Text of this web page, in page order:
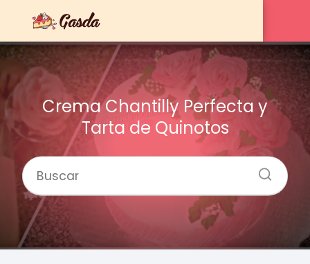
Crema Chantilly Perfecta y
Tarta de Quinotos